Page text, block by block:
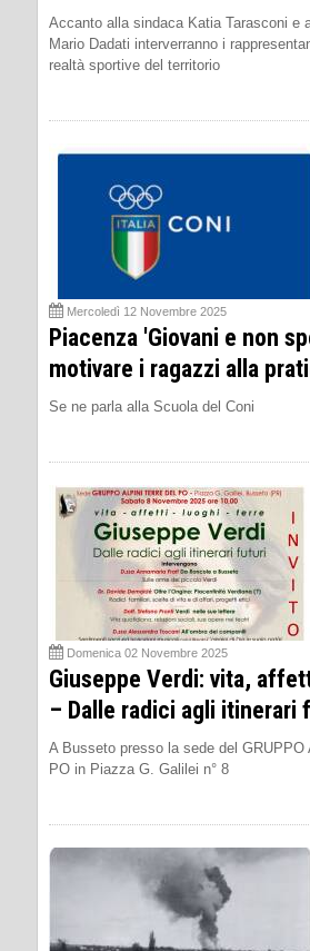
Accanto alla sindaca Katia Tarasconi e
Mario Dadati interverranno i
realtà sportive del territorio
Mercoledì 12 Novembre 2025
Piacenza 'Giovani e non
motivare i ragazzi alla
Se ne parla alla Scuola del Coni
Domenica 02 Novembre 2025
Giuseppe Verdi: vita,
– Dalle radici agli itinerari
A Busseto presso la sede del GRUPPO
PO in Piazza G. Galilei n° 8